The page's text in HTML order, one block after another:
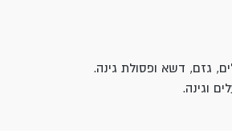
גזם, דשא ופסולת גינה.
וגינה.